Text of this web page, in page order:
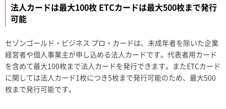
法人カードは最大100枚 ETCカードは最大500枚まで発行
可能
セゾンゴールド・ビジネス プロ・カードは、未成年者を除いた企業
経営者や個人事業主が申し込める法人カードです。代表者用カード
を含めて最大100枚まで法人カードを発行できます。またETCカード
に関しては法人カード1枚につき5枚まで発行可能のため、最大500
枚まで発行可能です。